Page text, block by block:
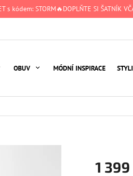
s kódem: STORM🔥DOPLŇTE SI ŠATNÍK
OBUV MÓDNÍ INSPIRACE
1 399